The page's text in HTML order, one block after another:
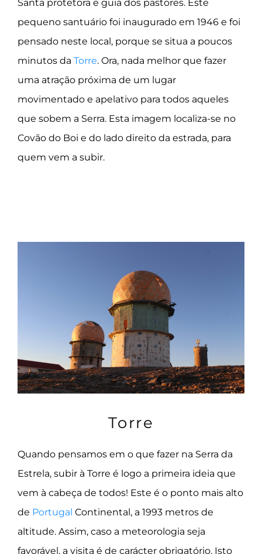
Santa protetora e guia dos pastores. Este
pequeno santuário foi inaugurado em 1946 e foi
pensado neste local, porque se situa a poucos
minutos da Torre. Ora, nada melhor que fazer
uma atração próxima de um lugar
movimentado e apelativo para todos aqueles
que sobem a Serra. Esta imagem localiza-se no
Covão do Boi e do lado direito da estrada, para
quem vem a subir.
Torre
Quando pensamos em o que fazer na Serra da
Estrela, subir à Torre é logo a primeira ideia que
vem à cabeça de todos! Este é o ponto mais alto
de Portugal Continental, a 1993 metros de
altitude. Assim, caso a meteorologia seja
favorável, a visita é de carácter obrigatório. Isto